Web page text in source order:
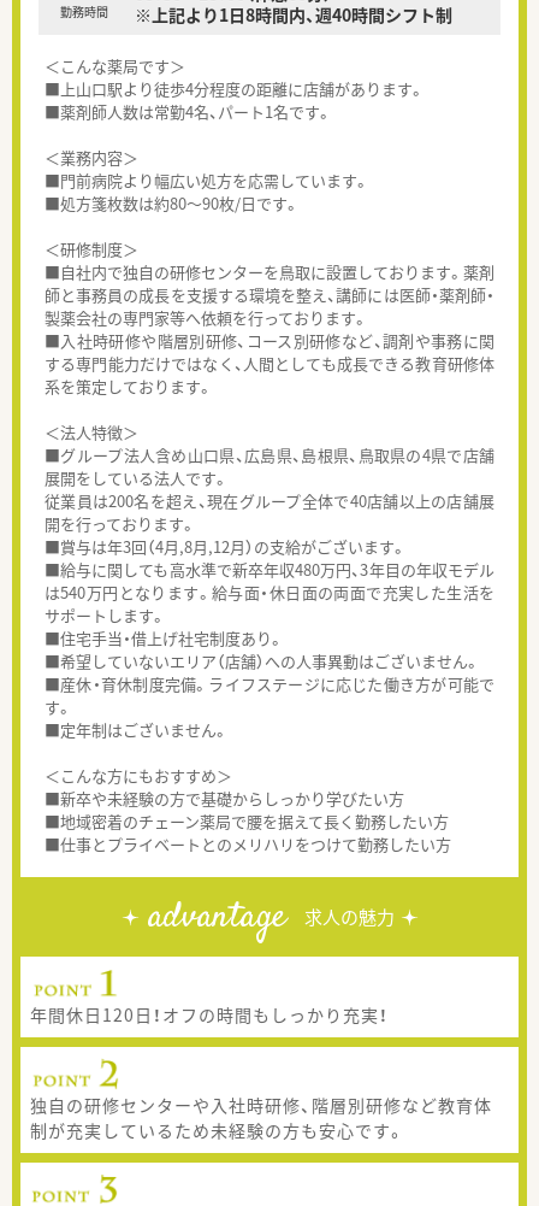
勤務時間
※上記より1日8時間内、週40時間シフト制
＜こんな薬局です＞
■上山口駅より徒歩4分程度の距離に店舗があります。
■薬剤師人数は常勤4名、パート1名です。
＜業務内容＞
■門前病院より幅広い処方を応需しています。
■処方箋枚数は約80～90枚/日です。
＜研修制度＞
■自社内で独自の研修センターを鳥取に設置しております。薬剤
師と事務員の成長を支援する環境を整え、講師には医師・薬剤師・
製薬会社の専門家等へ依頼を行っております。
■入社時研修や階層別研修、コース別研修など、調剤や事務に関
する専門能力だけではなく、人間としても成長できる教育研修体
系を策定しております。
＜法人特徴＞
■グループ法人含め山口県、広島県、島根県、鳥取県の4県で店舗
展開をしている法人です。
従業員は200名を超え、現在グループ全体で40店舗以上の店舗展
開を行っております。
■賞与は年3回（4月,8月,12月）の支給がございます。
■給与に関しても高水準で新卒年収480万円、3年目の年収モデル
は540万円となります。給与面・休日面の両面で充実した生活を
サポートします。
■住宅手当・借上げ社宅制度あり。
■希望していないエリア（店舗）への人事異動はございません。
■産休・育休制度完備。ライフステージに応じた働き方が可能で
す。
■定年制はございません。
＜こんな方にもおすすめ＞
■新卒や未経験の方で基礎からしっかり学びたい方
■地域密着のチェーン薬局で腰を据えて長く勤務したい方
■仕事とプライベートとのメリハリをつけて勤務したい方
advantage 求人の魅力
年間休日120日！オフの時間もしっかり充実！
独自の研修センターや入社時研修、階層別研修など教育体
制が充実しているため未経験の方も安心です。